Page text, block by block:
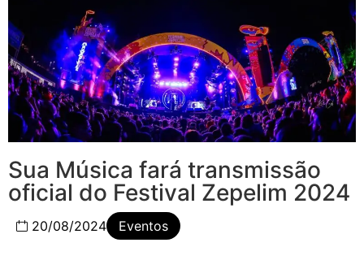
Sua Música fará transmissão
oficial do Festival Zepelim 2024
20/08/2024 Eventos